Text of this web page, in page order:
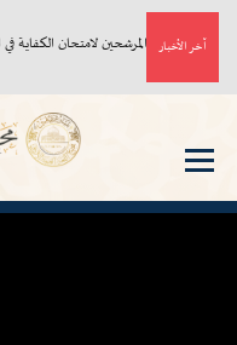
آخر الأخبارأسماء المرشحين لامتحان الكفاية في